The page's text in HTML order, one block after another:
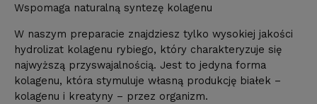
Wspomaga naturalną syntezę kolagenu
W naszym preparacie znajdziesz tylko wysokiej jakości
hydrolizat kolagenu rybiego, który charakteryzuje się
najwyższą przyswajalnością. Jest to jedyna forma
kolagenu, która stymuluje własną produkcję białek –
kolagenu i kreatyny – przez organizm.